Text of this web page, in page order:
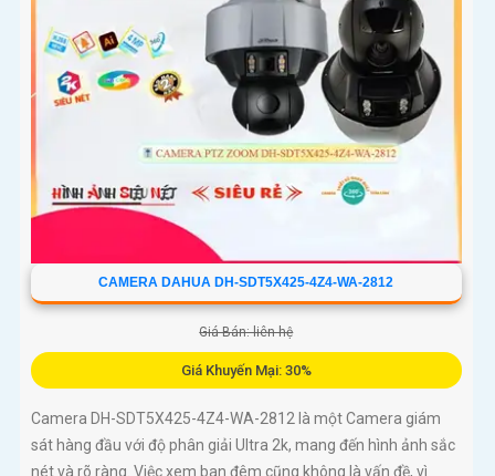
CAMERA DAHUA DH-SDT5X425-4Z4-WA-2812
Giá Bán: liên hệ
Giá Khuyến Mại: 30%
Camera DH-SDT5X425-4Z4-WA-2812 là một Camera giám
sát hàng đầu với độ phân giải Ultra 2k, mang đến hình ảnh sắc
nét và rõ ràng. Việc xem ban đêm cũng không là vấn đề, vì